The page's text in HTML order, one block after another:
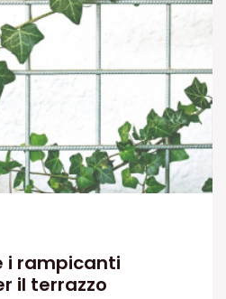
i rampicanti
il terrazzo